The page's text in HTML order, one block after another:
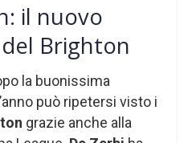
il nuovo
Brighton
la buonissima
può ripetersi visto i
grazie anche alla